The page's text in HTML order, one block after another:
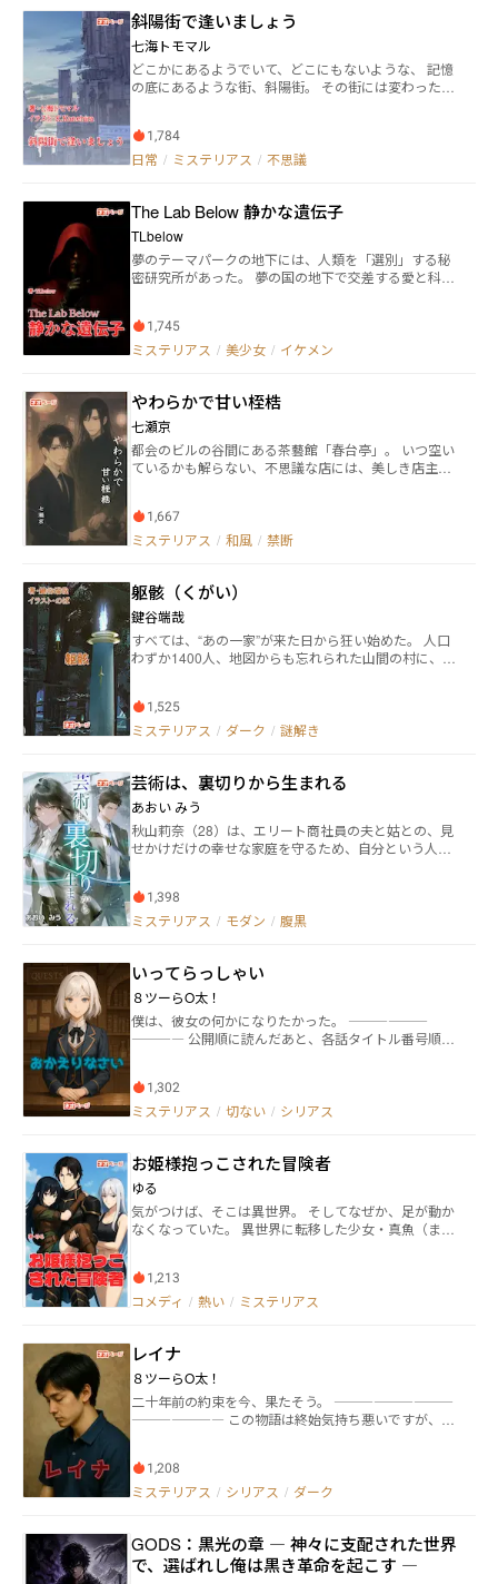
蒼い瞳を持つ、東京で絶大な権勢を誇る財閥の後継者――
渡部月守。 彼はすべての動物にアレルギーを持ってい
る。 ただし、彼女を除いて。 「今日から、お前は俺の
ものだ」 彼女は、それがただの気まぐれだと思ってい
た。 だが―― 元マネージャーが彼女を取り戻そうとすれ
奪えば、即座に業界から追放し、 誰かが彼女の悪評を
流せば、すべての証拠を公開して相手を社会的に抹殺
した。 家族が政略結婚を迫った時でさえ、彼はその場
に求めたことは、ただ一つ―― 彼の腕の中で、尻尾を揺ら
し、甘えていればいいだけだった。
斜陽街で逢いましょう
七海トモマル
どこかにあるようでいて、どこにもないような、 記憶
の底にあるような街、斜陽街。 その街には変わった住
降る雨という個人サイトに掲載していたものです。 小
説家になろうとカクヨムにも掲載しています。 ネギに
1,784
日常 / ミステリアス / 不思議
The Lab Below 静かな遺伝子
TLbelow
夢のテーマパークの地下には、人類を「選別」する秘
密研究所があった。 夢の国の地下で交差する愛と科
1,745
ミステリアス / 美少女 / イケメン
やわらかで甘い桎梏
七瀬京
都会のビルの谷間にある茶藝館「春台亭」。 いつ空い
ているかも解らない、不思議な店には、美しき店主が
てしまった気がしていたことだけが、ずっと心残り
で……。 ※2026.07.24 株式会社Ｊｕｌｙ様より電子書
1,667
ミステリアス / 和風 / 禁断
躯骸（くがい）
鍵谷端哉
すべては、“あの一家”が来た日から狂い始めた。 人口
わずか1400人、地図からも忘れられた山間の村に、突
て、村人との交流を一切絶ち、ただ静かに、どこか異
国めいた暮らしを始めた。 その空気は、誰もが薄々感
る。 村人たちは奇妙なほど淡々と、「不運な事故だっ
た」と言い合い、鳳髄家の者たちもまた、まるで台本
でもあるかのように、感情のない顔で葬儀を済ませ
た。 ――あの一家には、“死”すらも予定調和なのだろう
か？ その違和感を見逃さなかったのが、元探偵・氷室
きた彼だけが、鳳髄家と、この村に漂う不気味な沈黙
の意味を疑い始める。 そして、次に消えたのは、村に
住む一人の少年――西山結翔。 まるで“何か”に吸い寄せら
った“闇”の記憶。 それは、開けてはならない扉だっ
た。 彼が目を逸らさなければよかったと後悔するの
は、もう少し先のことになる。
1,525
ミステリアス / ダーク / 謎解き
芸術は、裏切りから生まれる
あおい みう
秋山莉奈（28）は、エリート商社員の夫と姑との、見
せかけだけの幸せな家庭を守るため、自分という人間
ある日、夫のスーツから見知らぬ女性のブロンドの髪
を見つけたことをきっかけに、彼女の我慢は限界を迎
再生の道。匿名で投稿した彼女の作品は、銀座の画廊
オーナーである佐藤俊介の目に留まり、才能を認めら
れる。一方で、姑の支配的な管理と、夫の不貞の確か
な証拠を密かに集めていく莉奈。美術の知識を武器に
社交界で鮮やかに夫の愛人を打ち負かし、匿名画家と
準備が整った時、莉奈は姑の誕生パーティーという舞
台で、全ての真実を暴き出す――芸術家としての成功と、
完璧な復讐劇。圧倒的なラストへと向かう、女性の覚
1,398
ミステリアス / モダン / 腹黒
いってらっしゃい
８ツーらO太！
僕は、彼女の何かになりたかった。 ――――――
―――― 公開順に読んだあと、各話タイトル番号順に
1,302
ミステリアス / 切ない / シリアス
お姫様抱っこされた冒険者
ゆる
気がつけば、そこは異世界。 そしてなぜか、足が動か
なくなっていた。 異世界に転移した少女・真魚（ま
呪いのように歩くことができなくなってしまう。 しか
し、絶望する暇はない。 彼女には――いつでもお姫様抱っ
セ強すぎな三人組が異世界を旅することに。 歩けない
ヒロインと、黙って抱える無骨な戦士。 その姿はまる
で、“常時お姫様抱っこパーティー”。 異形の鬼、不可
解な現象、謎の魔女―― 次第に明かされていく真魚の過去
と、この世界の裏側。 本作は、アルファポリスで投稿
シリーズ完結までの構想・執筆はすでに済んでいま
す！ 安心して読み進められる本格長編ファンタジー冒
険譚を、どうぞお楽しみください！
1,213
コメディ / 熱い / ミステリアス
レイナ
８ツーらO太！
二十年前の約束を今、果たそう。 ―――――――――
――――――― この物語は終始気持ち悪いですが、ラ
るかもしれません。
1,208
ミステリアス / シリアス / ダーク
GODS：黒光の章 ― 神々に支配された世界
で、選ばれし俺は黒き革命を起こす ―